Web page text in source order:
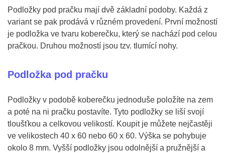
Podložky pod pračku mají dvě základní podoby. Každá z
variant se pak prodává v různém provedení. První možností
je podložka ve tvaru koberečku, který se nachází pod celou
pračkou. Druhou možností jsou tzv. tlumící nohy.
Podložka pod pračku
Podložky v podobě koberečku jednoduše položíte na zem
a poté na ni pračku postavíte. Tyto podložky se liší svojí
tloušťkou a celkovou velikostí. Koupit je můžete nejčastěji
ve velikostech 40 x 60 nebo 60 x 60. Výška se pohybuje
okolo 8 mm. Vyšší podložky jsou odolnější a pružnější a